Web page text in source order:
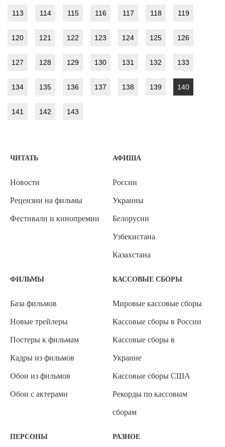
113 114 115 116 117 118 119
120 121 122 123 124 125 126
127 128 129 130 131 132 133
134 135 136 137 138 139 140
141 142 143
ЧИТАТЬ
Новости
Рецензии на фильмы
Фестивали и кинопремии
АФИША
России
Украины
Белорусии
Узбекистана
Казахстана
ФИЛЬМЫ
База фильмов
Новые трейлеры
Постеры к фильмам
Кадры из фильмов
Обои из фильмов
Обои с актерами
КАССОВЫЕ СБОРЫ
Мировые кассовые сборы
Кассовые сборы в России
Кассовые сборы в
Украине
Кассовые сборы США
Рекорды по кассовым
сборам
ПЕРСОНЫ РАЗНОЕ